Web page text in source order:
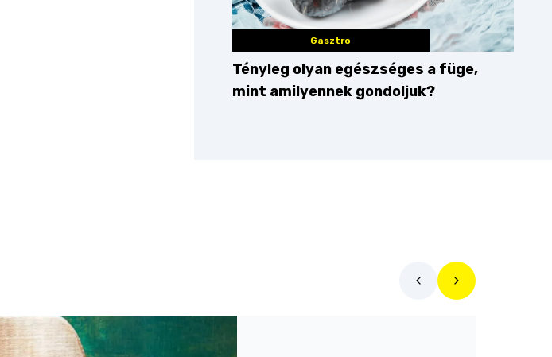
Gasztro
Tényleg olyan egészséges a füge,
mint amilyennek gondoljuk?